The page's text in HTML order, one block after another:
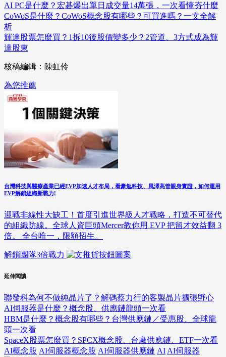
AI PC是什麼？宏碁爆出單日成交量14萬張，一次看懂夯什麼
CoWoS是什麼？CoWoS概念股有哪些？可買進嗎？一文全解
析
輝達股票怎麼買？1拆10後股價變多少？2管道、3方式成為輝
達股東
核稿編輯：陳虹伶
為您推薦
台灣科技與醫療產業已經EVP加速人才布局，看豪勉科技、風澤高管親身實證，如何運用
EVP解鎖組織新戰力!
迎戰非線性大缺工！首度引進世界級人才戰略，打造不可替代
的組織防線。全球人資巨頭Mercer教你用 EVP 把留才效益翻 3
倍。 全台唯一，限額招生。
解鎖團隊3倍戰力
延伸閱讀
聯發科為何不做純晶片了？解碼蔡力行的客製晶片擴張野心
AI伺服器是什麼？概念股、供應鏈龍頭一次看
HBM是什麼？概念股有哪些？台灣供應鏈／受惠股、全球龍
頭一次看
SpaceX股票怎麼買？SPCX概念股、台廠供應鏈、ETF一次看
AI概念股 AI伺服器概念股 AI伺服器供應鏈 AI AI伺服器